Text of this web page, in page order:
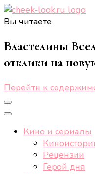
здоровом образе
еде.
Вы читаете
Властелины
отклики на
Перейти к
Кино и сериалы
Рецензии
Герой дня